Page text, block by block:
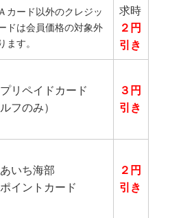
カード以外のクレジッ
ドは会員価格の対象外
ます。
求時
２ 円
引き
リペイドカード
ルフのみ）
３ 円
引き
あいち海部
イントカード
２ 円
引き